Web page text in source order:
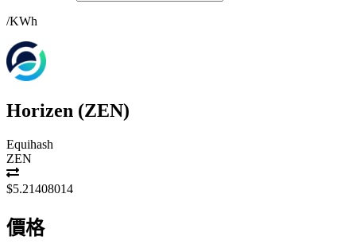
/KWh
Horizen (ZEN)
Equihash
ZEN
$5.21408014
價格